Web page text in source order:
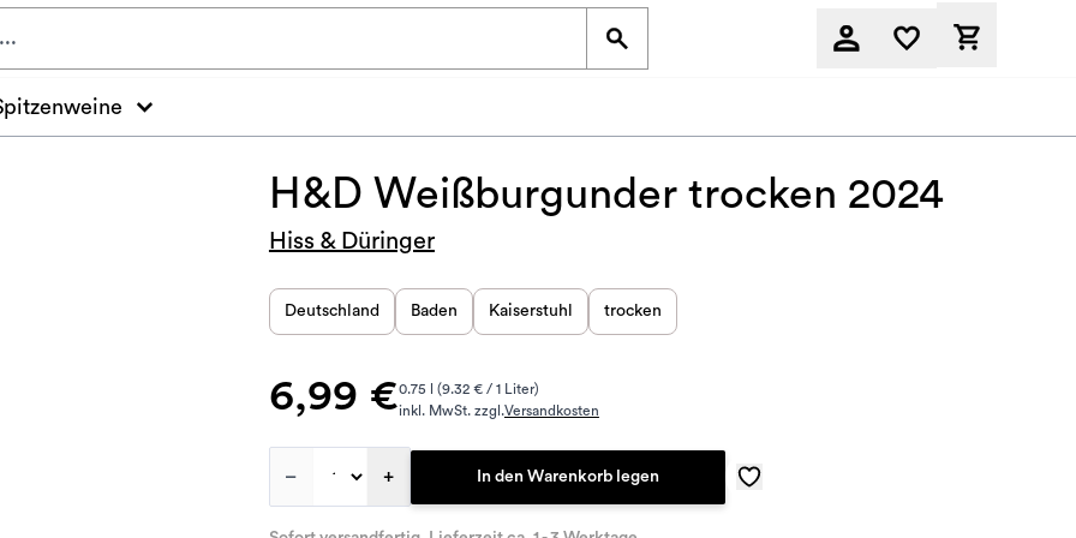
H&D Weißburgunder trocken 2024
Hiss & Düringer
Deutschland Baden Kaiserstuhl trocken
6,99 €0.75 l (9.32 € / 1 Liter)
inkl. MwSt. zzgl.Versandkosten
– + In den Warenkorb legen